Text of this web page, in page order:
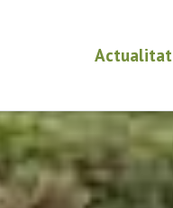
Actualitat